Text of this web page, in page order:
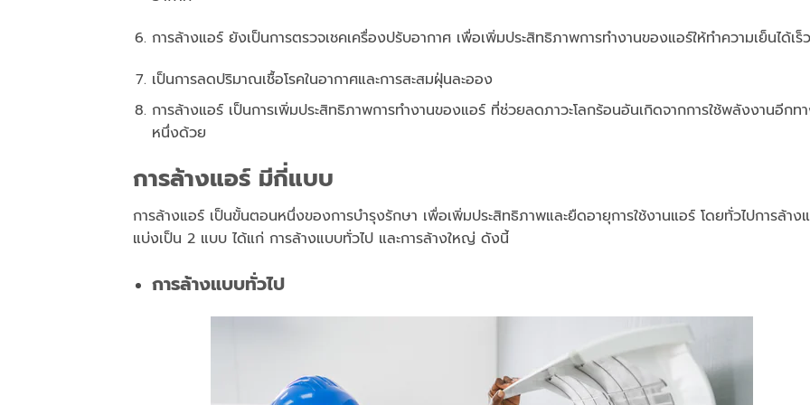
การล้างแอร์ ยังเป็นการตรวจเชคเครื่องปรับอากาศ เพื่อเพิ่มประสิทธิภาพการทำงานของแอร์ให้ทำความเย็นได้เร็
เป็นการลดปริมาณเชื้อโรคในอากาศและการสะสมฝุ่นละออง
การล้างแอร์ เป็นการเพิ่มประสิทธิภาพการทำงานของแอร์ ที่ช่วยลดภาวะโลกร้อนอันเกิดจากการใช้พลังงานอีกท
หนึ่งด้วย
การล้างแอร์ มีกี่แบบ
การล้างแอร์ เป็นขั้นตอนหนึ่งของการบำรุงรักษา เพื่อเพิ่มประสิทธิภาพและยืดอายุการใช้งานแอร์ โดยทั่วไปการล้าง
แบ่งเป็น 2 แบบ ได้แก่ การล้างแบบทั่วไป และการล้างใหญ่ ดังนี้
การล้างแบบทั่วไป